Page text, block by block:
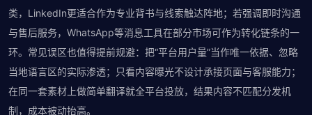
类，LinkedIn更适合作为专业背书与线索触达阵地；若强调即时沟通
与售后服务，WhatsApp等消息工具在部分市场可作为转化链条的一
环。常见误区也值得提前规避：把“平台用户量”当作唯一依据、忽略
当地语言区的实际渗透；只看内容曝光不设计承接页面与客服能力；
在同一套素材上做简单翻译就全平台投放，结果内容不匹配分发机
制，成本被动抬高。